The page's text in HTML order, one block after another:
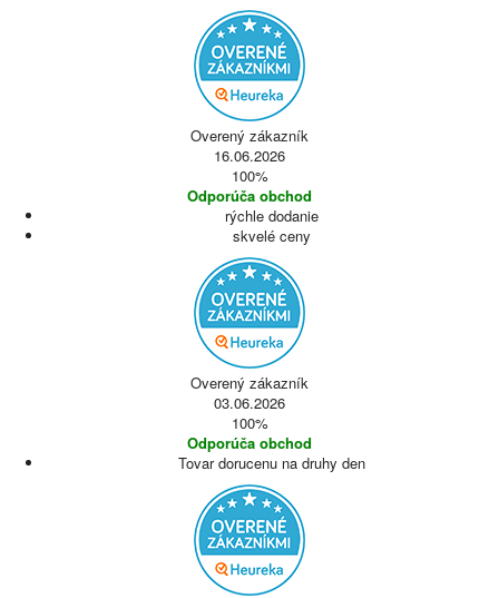
Overený zákazník
16.06.2026
100%
Odporúča obchod
rýchle dodanie
skvelé ceny
Overený zákazník
03.06.2026
100%
Odporúča obchod
Tovar dorucenu na druhy den